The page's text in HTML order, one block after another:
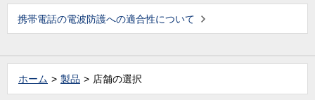
携帯電話の電波防護への適合性について
ホーム 製品 店舗の選択